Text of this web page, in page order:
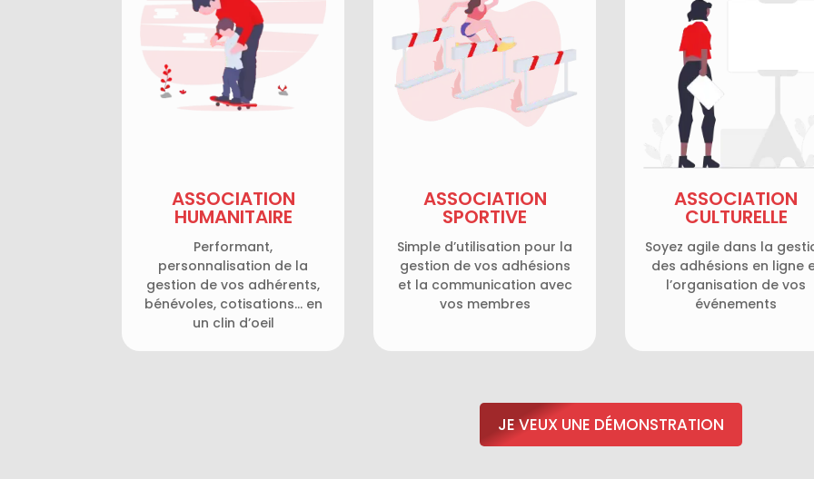
ASSOCIATION
HUMANITAIRE
Performant,
personnalisation de la
gestion de vos adhérents,
bénévoles, cotisations… en
un clin d’oeil
ASSOCIATION
SPORTIVE
Simple d’utilisation pour la
gestion de vos adhésions
et la communication avec
vos membres
ASSOCIATION
CULTURELLE
Soyez agile dans la
des adhésions en ligne
l’organisation de vos
événements
JE VEUX UNE DÉMONSTRATION